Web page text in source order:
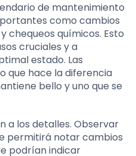
de mantenimiento
como cambios
chequeos químicos. Esto
cruciales y a
estado. Las
que hace la diferencia
bello y uno que se
a los detalles. Observar
permitirá notar cambios
podrían indicar